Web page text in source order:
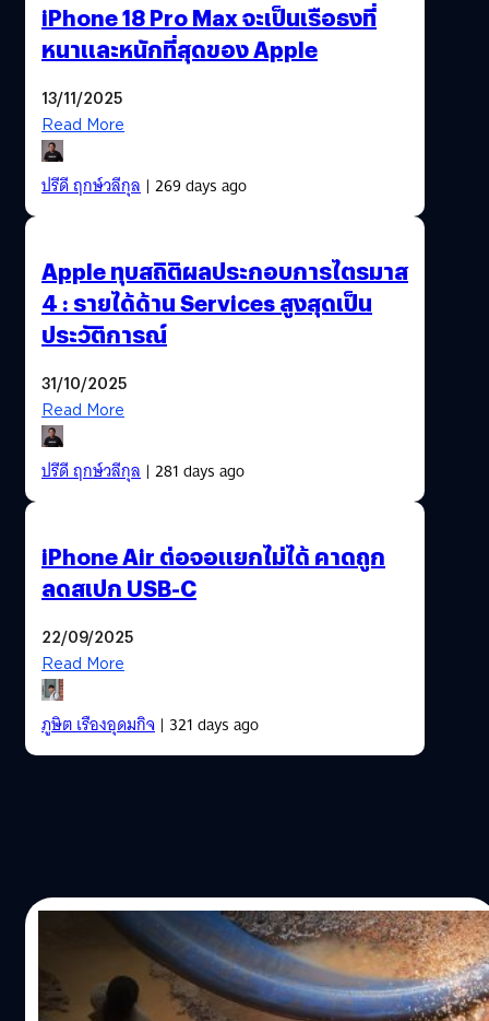
iPhone 18 Pro Max จะเป็นเรือธงที่
หนาและหนักที่สุดของ Apple
13/11/2025
Read More
ปรีดี ฤกษ์วลีกุล| 269 days ago
Apple ทุบสถิติผลประกอบการไตรมาส
4 : รายได้ด้าน Services สูงสุดเป็น
ประวัติการณ์
31/10/2025
Read More
ปรีดี ฤกษ์วลีกุล| 281 days ago
iPhone Air ต่อจอแยกไม่ได้ คาดถูก
ลดสเปก USB-C
22/09/2025
Read More
ภูษิต เรืองอุดมกิจ| 321 days ago
19/09/2025
[บทความ] เปลี่ยนสมาร์ตโฟนทุกปี เรากำลัง
สนับสนุน ‘ต้นทุนด้านสิทธิที่มองไม่เห็น’ อยู่หรือ